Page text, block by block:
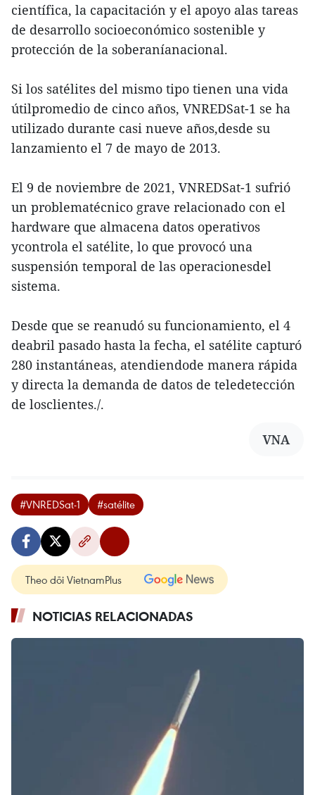
científica, la capacitación y el apoyo alas tareas
de desarrollo socioeconómico sostenible y
protección de la soberaníanacional.
Si los satélites del mismo tipo tienen una vida
útilpromedio de cinco años, VNREDSat-1 se ha
utilizado durante casi nueve años,desde su
lanzamiento el 7 de mayo de 2013.
El 9 de noviembre de 2021, VNREDSat-1 sufrió
un problematécnico grave relacionado con el
hardware que almacena datos operativos
ycontrola el satélite, lo que provocó una
suspensión temporal de las operacionesdel
sistema.
Desde que se reanudó su funcionamiento, el 4
deabril pasado hasta la fecha, el satélite capturó
280 instantáneas, atendiendode manera rápida
y directa la demanda de datos de teledetección
de losclientes./.
VNA
#VNREDSat-1 #satélite
Theo dõi VietnamPlus
NOTICIAS RELACIONADAS